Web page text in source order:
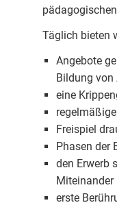
Täglich bieten
Angebote
Bildung von
eine
Freispiel
Phasen der
den Erwerb
Miteinander
erste